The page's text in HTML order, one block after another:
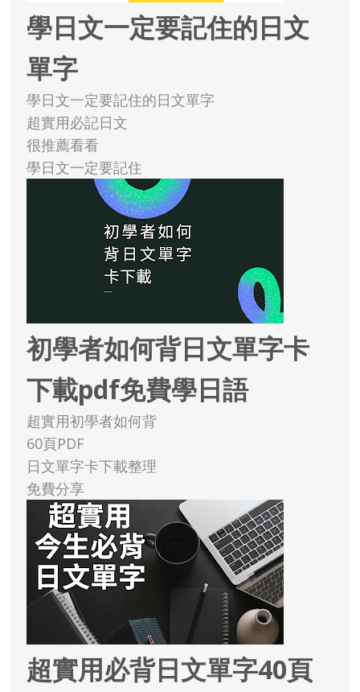
學日文一定要記住的日文
單字
學日文一定要記住的日文單字
超實用必記日文
很推薦看看
學日文一定要記住
初學者如何背日文單字卡
下載pdf免費學日語
超實用初學者如何背
60頁PDF
日文單字卡下載整理
免費分享
超實用必背日文單字40頁